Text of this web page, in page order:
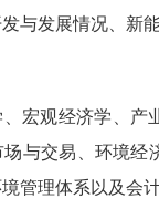
与发展情况、新
宏观经济学、产
与交易、环境经
管理体系以及会